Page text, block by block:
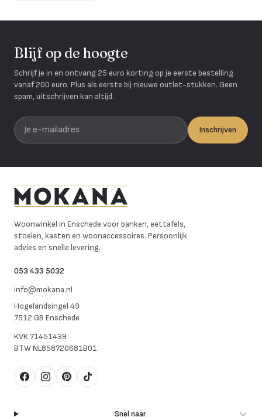
Blijf op de hoogte
Schrijf je in en ontvang 25 euro korting op je eerste bestelling
vanaf 200 euro. Plus als eerste bij nieuwe outlet-stukken. Geen
spam, uitschrijven kan altijd.
Je e-mailadres
Inschrijven
Woonwinkel in Enschede voor banken, eettafels,
stoelen, kasten en woonaccessoires. Persoonlijk
advies en snelle levering.
053 433 5032
info@mokana.nl
Hogelandsingel 49
7512 GB Enschede
KVK71451439
BTWNL858720681B01
FacebookInstagram
Pinterest
TikTok
Snel naar